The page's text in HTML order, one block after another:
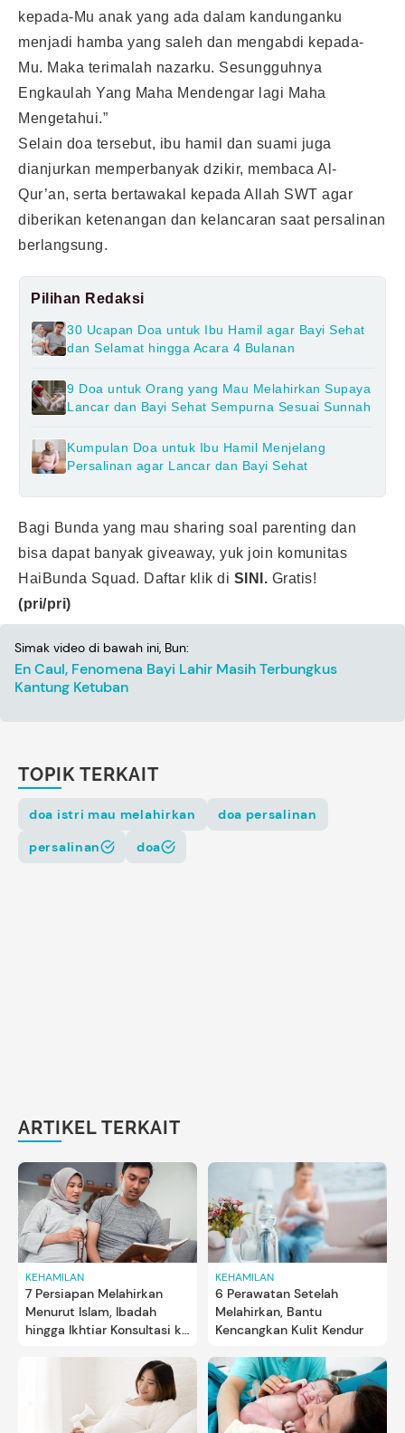
kepada-Mu anak yang ada dalam kandunganku
menjadi hamba yang saleh dan mengabdi kepada-
Mu. Maka terimalah nazarku. Sesungguhnya
Engkaulah Yang Maha Mendengar lagi Maha
Mengetahui.”
Selain doa tersebut, ibu hamil dan suami juga
dianjurkan memperbanyak dzikir, membaca Al-
Qur’an, serta bertawakal kepada Allah SWT agar
diberikan ketenangan dan kelancaran saat persalinan
berlangsung.
Pilihan Redaksi
30 Ucapan Doa untuk Ibu Hamil agar Bayi Sehat
dan Selamat hingga Acara 4 Bulanan
9 Doa untuk Orang yang Mau Melahirkan Supaya
Lancar dan Bayi Sehat Sempurna Sesuai Sunnah
Kumpulan Doa untuk Ibu Hamil Menjelang
Persalinan agar Lancar dan Bayi Sehat
Bagi Bunda yang mau sharing soal parenting dan
bisa dapat banyak giveaway, yuk join komunitas
HaiBunda Squad. Daftar klik di SINI. Gratis!
(pri/pri)
Simak video di bawah ini, Bun:
En Caul, Fenomena Bayi Lahir Masih Terbungkus
Kantung Ketuban
TOPIK TERKAIT
doa istri mau melahirkan
doa persalinan
persalinan
doa
ARTIKEL TERKAIT
KEHAMILAN
7 Persiapan Melahirkan
Menurut Islam, Ibadah
hingga Ikhtiar Konsultasi ke
KEHAMILAN
6 Perawatan Setelah
Melahirkan, Bantu
Kencangkan Kulit Kendur